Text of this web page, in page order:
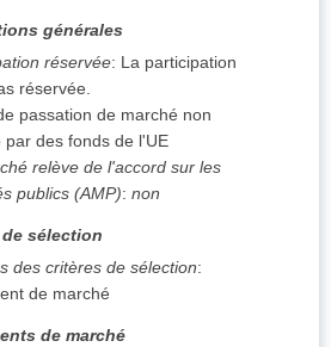
générales
réservée: La participation
réservée.
passation de marché non
par des fonds de l'UE
relève de l'accord sur les
publics (AMP): non
sélection
des critères de sélection:
de marché
de marché